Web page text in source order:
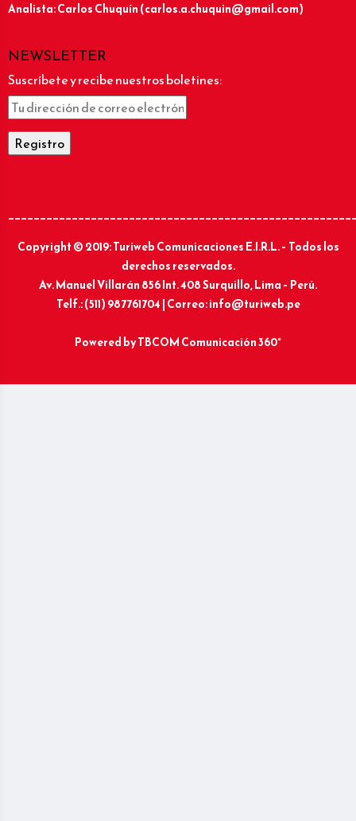
Analista: Carlos Chuquín (carlos.a.chuquin@gmail.com)
NEWSLETTER
Suscríbete y recibe nuestros boletines:
Copyright © 2019: Turiweb Comunicaciones E.I.R.L. – Todos los
derechos reservados.
Av. Manuel Villarán 856 Int. 408 Surquillo, Lima – Perú.
Telf.: (511) 987761704 | Correo: info@turiweb.pe
Powered byTBCOM Comunicación 360°